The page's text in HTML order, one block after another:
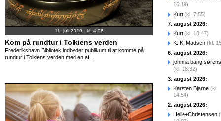
11. juli 2026 - kl. 4:58
Kom på rundtur i Tolkiens verden
Frederikshavn Bibliotek indbyder publikum til at komme på
rundtur i Tolkiens verden med en af...
16:19)
Kurt (kl. 7:55)
7. august 2026:
Kurt (kl. 18:47)
K. K. Madsen (kl.
6. august 2026:
johnna bang
(kl. 18:32)
3. august 2026:
Karsten Bjarne (kl.
14:54)
2. august 2026:
Helle+Christensen